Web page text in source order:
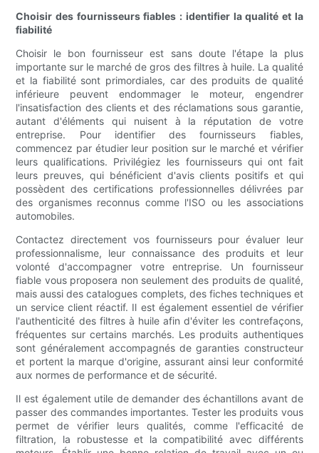
Choisir des fournisseurs fiables : identifier la qualité et la
fiabilité
Choisir le bon fournisseur est sans doute l'étape la plus
importante sur le marché de gros des filtres à huile. La qualité
et la fiabilité sont primordiales, car des produits de qualité
inférieure peuvent endommager le moteur, engendrer
l'insatisfaction des clients et des réclamations sous garantie,
autant d'éléments qui nuisent à la réputation de votre
entreprise. Pour identifier des fournisseurs fiables,
commencez par étudier leur position sur le marché et vérifier
leurs qualifications. Privilégiez les fournisseurs qui ont fait
leurs preuves, qui bénéficient d'avis clients positifs et qui
possèdent des certifications professionnelles délivrées par
des organismes reconnus comme l'ISO ou les associations
automobiles.
Contactez directement vos fournisseurs pour évaluer leur
professionnalisme, leur connaissance des produits et leur
volonté d'accompagner votre entreprise. Un fournisseur
fiable vous proposera non seulement des produits de qualité,
mais aussi des catalogues complets, des fiches techniques et
un service client réactif. Il est également essentiel de vérifier
l'authenticité des filtres à huile afin d'éviter les contrefaçons,
fréquentes sur certains marchés. Les produits authentiques
sont généralement accompagnés de garanties constructeur
et portent la marque d'origine, assurant ainsi leur conformité
aux normes de performance et de sécurité.
Il est également utile de demander des échantillons avant de
passer des commandes importantes. Tester les produits vous
permet de vérifier leurs qualités, comme l'efficacité de
filtration, la robustesse et la compatibilité avec différents